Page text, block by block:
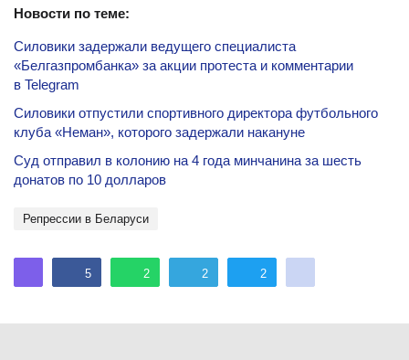
Новости по теме:
Силовики задержали ведущего специалиста
«Белгазпромбанка» за акции протеста и комментарии
в Telegram
Силовики отпустили спортивного директора футбольного
клуба «Неман», которого задержали накануне
Суд отправил в колонию на 4 года минчанина за шесть
донатов по 10 долларов
репрессии в Беларуси
5 2 2 2